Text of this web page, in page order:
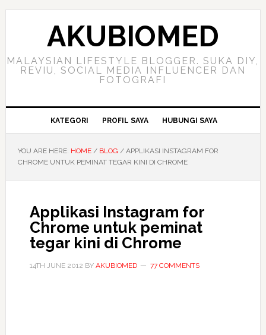
Skip
Skip
Skip
AKUBIOMED
MALAYSIAN LIFESTYLE BLOGGER. SUKA DIY,
REVIU, SOCIAL MEDIA INFLUENCER DAN
FOTOGRAFI
KATEGORI PROFIL SAYA HUBUNGI SAYA
YOU ARE HERE: HOME / BLOG /APPLIKASI INSTAGRAM FOR
CHROME UNTUK PEMINAT TEGAR KINI DI CHROME
Applikasi Instagram for
Chrome untuk peminat
tegar kini di Chrome
14TH JUNE 2012 BY AKUBIOMED 77 COMMENTS